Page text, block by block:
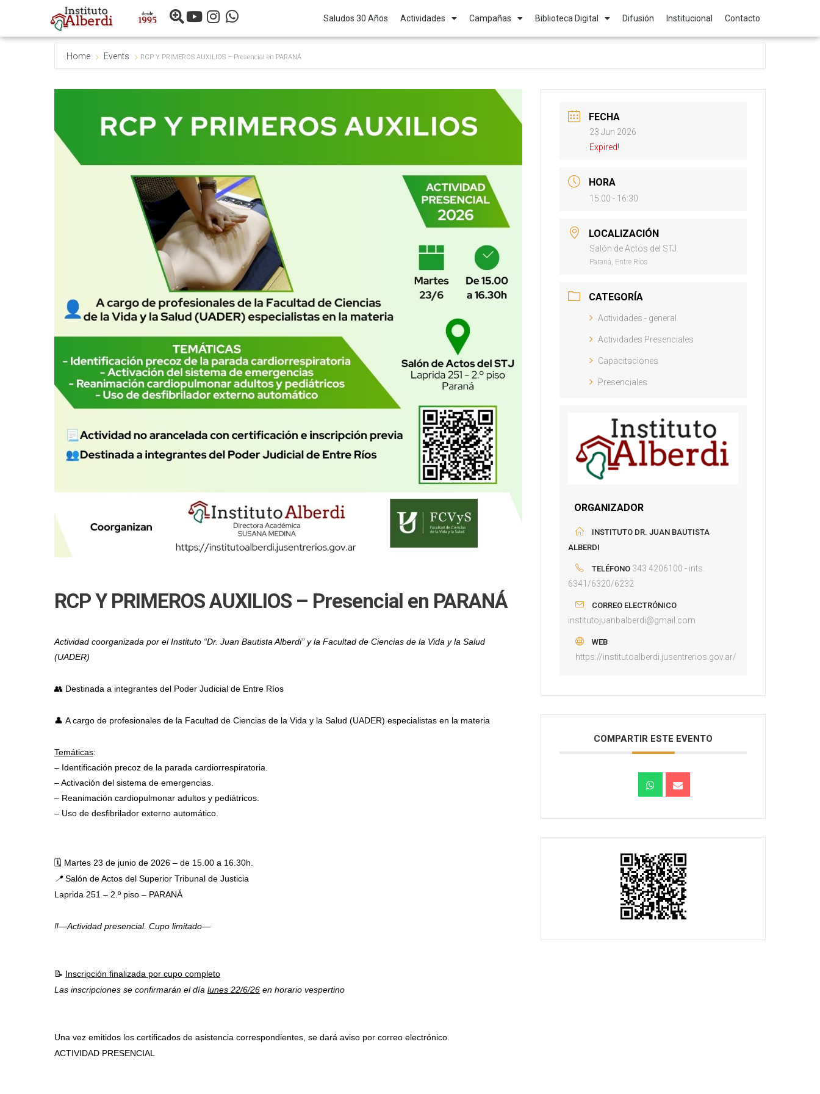
Saludos 30 Años Actividades Campañas Biblioteca Digital Difusión Institucional Contacto
Home Events RCP Y PRIMEROS AUXILIOS – Presencial en PARANÁ
RCP Y PRIMEROS AUXILIOS – Presencial en PARANÁ
Actividad coorganizada por el Instituto “Dr. Juan Bautista Alberdi” y la Facultad de Ciencias de la Vida y la Salud
(UADER)
👥 Destinada a integrantes del Poder Judicial de Entre Ríos
👤 A cargo de profesionales de la Facultad de Ciencias de la Vida y la Salud (UADER) especialistas en la materia
Temáticas:
– Identificación precoz de la parada cardiorrespiratoria.
– Activación del sistema de emergencias.
– Reanimación cardiopulmonar adultos y pediátricos.
– Uso de desfibrilador externo automático.
🗓️ Martes 23 de junio de 2026 – de 15.00 a 16.30h.
📍Salón de Actos del Superior Tribunal de Justicia
Laprida 251 – 2.º piso – PARANÁ
‼️—Actividad presencial. Cupo limitado—
📝 Inscripción finalizada por cupo completo
Las inscripciones se confirmarán el día lunes 22/6/26 en horario vespertino
Una vez emitidos los certificados de asistencia correspondientes, se dará aviso por correo electrónico.
ACTIVIDAD PRESENCIAL
FECHA
23 Jun 2026
Expired!
HORA
15:00 - 16:30
LOCALIZACIÓN
Salón de Actos del STJ
Paraná, Entre Ríos
CATEGORÍA
Actividades - general
Actividades Presenciales
Capacitaciones
Presenciales
ORGANIZADOR
INSTITUTO DR. JUAN BAUTISTA
ALBERDI
TELÉFONO 343 4206100 - ints.
6341/6320/6232
CORREO ELECTRÓNICO
institutojuanbalberdi@gmail.com
WEB
https://institutoalberdi.jusentrerios.gov.ar/
COMPARTIR ESTE EVENTO